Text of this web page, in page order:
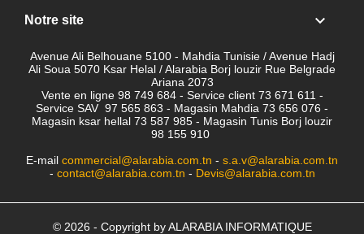
Notre site 
Avenue Ali Belhouane 5100 - Mahdia Tunisie / Avenue Hadj
Ali Soua 5070 Ksar Helal / Alarabia Borj louzir Rue Belgrade
Ariana 2073
Vente en ligne 98 749 684 - Service client 73 671 611 -
Service SAV 97 565 863 - Magasin Mahdia 73 656 076 -
Magasin ksar hellal 73 587 985 - Magasin Tunis Borj louzir
98 155 910
E-mail commercial@alarabia.com.tn - s.a.v@alarabia.com.tn
- contact@alarabia.com.tn - Devis@alarabia.com.tn
© 2026 - Copyright by ALARABIA INFORMATIQUE